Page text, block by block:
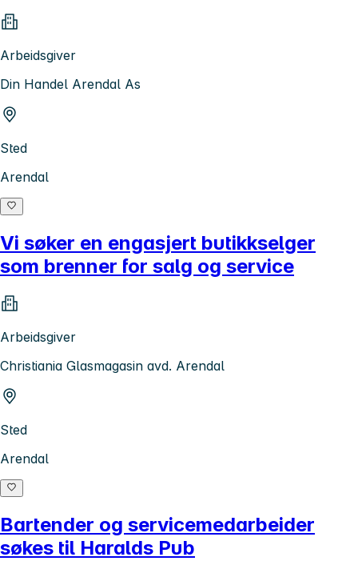
Arbeidsgiver
Din Handel Arendal As
Sted
Arendal
Vi søker en engasjert butikkselger
som brenner for salg og service
Arbeidsgiver
Christiania Glasmagasin avd. Arendal
Sted
Arendal
Bartender og servicemedarbeider
søkes til Haralds Pub